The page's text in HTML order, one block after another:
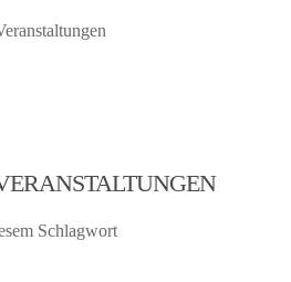
Schlagwort